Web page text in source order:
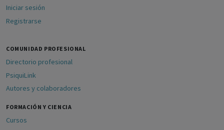
Iniciar sesión
Registrarse
COMUNIDAD PROFESIONAL
Directorio profesional
PsiquiLink
Autores y colaboradores
FORMACIÓN Y CIENCIA
Cursos